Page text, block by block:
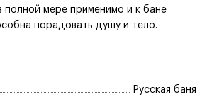
полной мере применимо и к бане
порадовать душу и тело.
Русская баня